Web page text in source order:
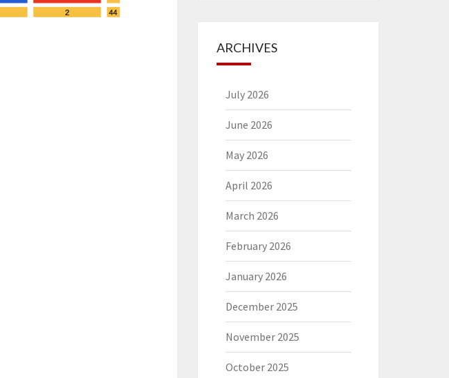
ARCHIVES
July 2026
June 2026
May 2026
April 2026
March 2026
February 2026
January 2026
December 2025
November 2025
October 2025